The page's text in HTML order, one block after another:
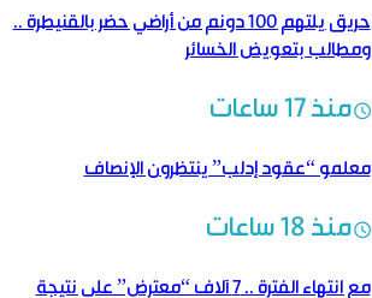
حريق يلتهم 100 دونم من أراضي حضر بالقنيطرة ..
ومطالب بتعويض الخسائر
منذ 17 ساعات
معلمو “عقود إدلب” ينتظرون الإنصاف
منذ 18 ساعات
مع انتهاء الفترة .. 7 آلاف “معترض” على نتيجة